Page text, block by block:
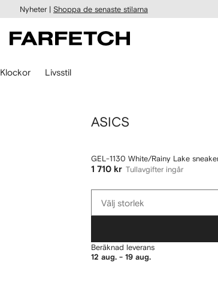
Nyheter | Shoppa de senaste stilarna
Klockor Livsstil
ASICS
GEL-1130 White/Rainy Lake
1 710 kr Tullavgifter ingår
storlek
Välj storlek
Beräknad leverans
12 aug. - 19 aug.